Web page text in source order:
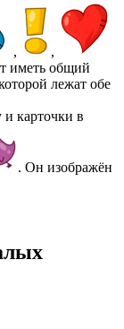
,
,
иметь общий
лежат обе
карточки в
. Он изображён